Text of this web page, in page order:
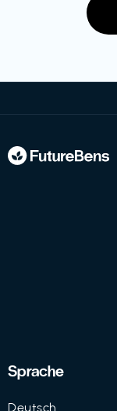
Sprache
Deutsch